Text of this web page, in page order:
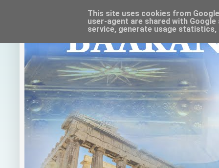
This site uses cookies from
user-agent are shared with
service, generate usage statistics,